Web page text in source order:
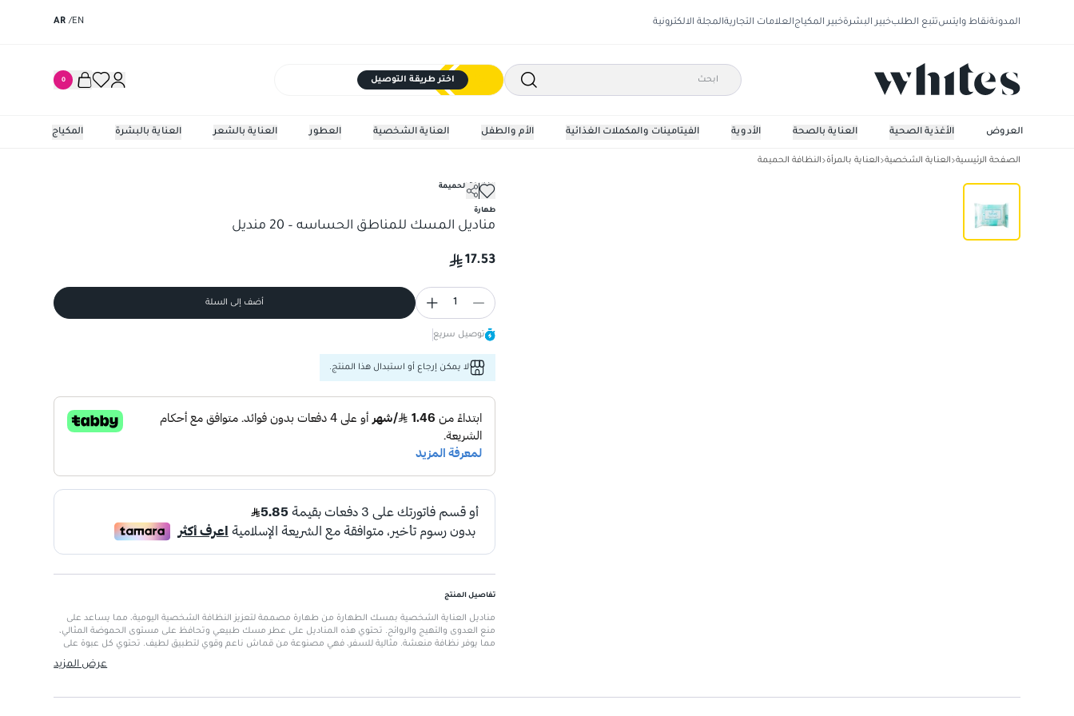
المدونةنقاط وايتستتبع الطلبخبير البشرةخبير المكياجالعلامات التجاريةالمجلة الالكترونية EN
/
AR
اختر طريقة التوصيل 0
المكياج العناية بالبشرة العناية بالشعر العطور العناية الشخصية الأم والطفل الفيتامينات والمكملات الغذائية الأدوية العناية بالصحة الأغذية الصحية العروض
الصفحة الرئيسية العناية الشخصية العناية بالمرأة النظافة الحميمة
النظافة الحميمة
طهارة
مناديل المسك للمناطق الحساسه – 20 منديل
17.53
1 أضف إلى السلة
توصيل سريع
لا يمكن إرجاع أو استبدال هذا المنتج.
تفاصيل المنتج
مناديل العناية الشخصية بمسك الطهارة من طهارة مصممة لتعزيز النظافة الشخصية اليومية، مما يساعد على
منع العدوى والتهيج والروائح. تحتوي هذه المناديل على عطر مسك طبيعي وتحافظ على مستوى الحموضة المثالي،
مما يوفر نظافة منعشة. مثالية للسفر، فهي مصنوعة من قماش ناعم وقوي لتطبيق لطيف. تحتوي كل عبوة على
مرطبة بمحلول مضاد للبكتيريا:آمنة للاستخدام اليومي
عرض المزيد